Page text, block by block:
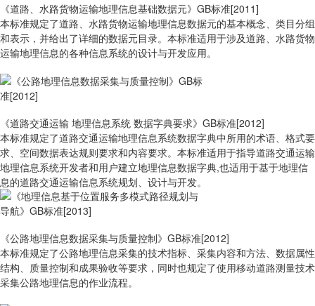
《道路、水路货物运输地理信息基础数据元》GB标准[2011]
本标准规定了道路、水路货物运输地理信息数据元的基本概念、类目分组
和表示，并给出了详细的数据元目录。本标准适用于涉及道路、水路货物
运输地理信息的各种信息系统的设计与开发应用。
《道路交通运输 地理信息系统 数据字典要求》GB标准[2012]
本标准规定了道路交通运输地理信息系统数据字典中所用的术语、格式要
求、空间数据表达规则要求和内容要求。本标准适用于指导道路交通运输
地理信息系统开发者和用户建立地理信息数据字典,也适用于基于地理信
息的道路交通运输信息系统规划、设计与开发。
《公路地理信息数据采集与质量控制》GB标准[2012]
本标准规定了公路地理信息采集的技术指标、采集内容和方法、数据属性
结构、质量控制和成果验收等要求，同时也规定了使用移动道路测量技术
采集公路地理信息的作业流程。